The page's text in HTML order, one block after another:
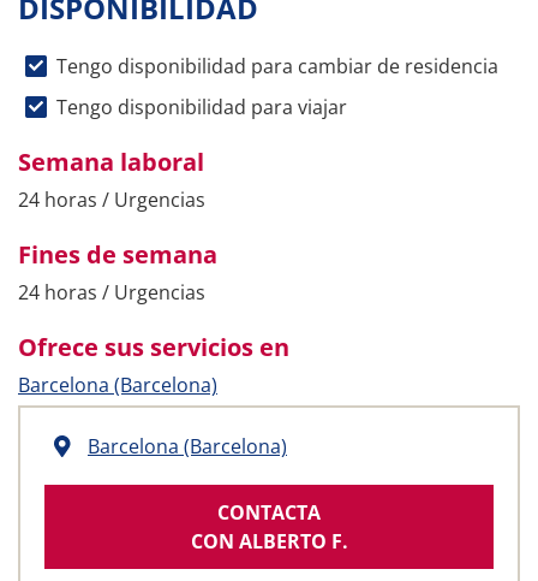
Tengo disponibilidad para cambiar de residencia
Tengo disponibilidad para viajar
Semana laboral
24 horas / Urgencias
Fines de semana
24 horas / Urgencias
Ofrece sus servicios en
Barcelona (Barcelona)
Barcelona (Barcelona)
CONTACTA
CON ALBERTO F.